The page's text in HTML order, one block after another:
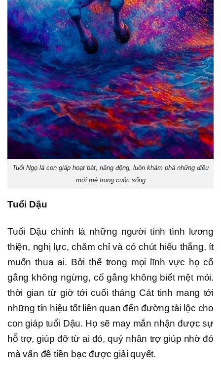
Tuổi Ngọ là con giáp hoạt bát, năng động, luôn khám phá những điều
mới mẻ trong cuộc sống
Tuổi Dậu
Tuổi Dậu chính là những người tính tình lương
thiện, nghị lực, chăm chỉ và có chút hiếu thắng, ít
muốn thua ai. Bởi thế trong mọi lĩnh vực họ cố
gắng không ngừng, cố gắng không biết mệt mỏi.
thời gian từ giờ tới cuối tháng Cát tinh mang tới
những tín hiệu tốt liên quan đến đường tài lộc cho
con giáp tuổi Dậu. Họ sẽ may mắn nhận được sự
hỗ trợ, giúp đỡ từ ai đó, quý nhân trợ giúp nhờ đó
mà vấn đề tiền bạc được giải quyết.